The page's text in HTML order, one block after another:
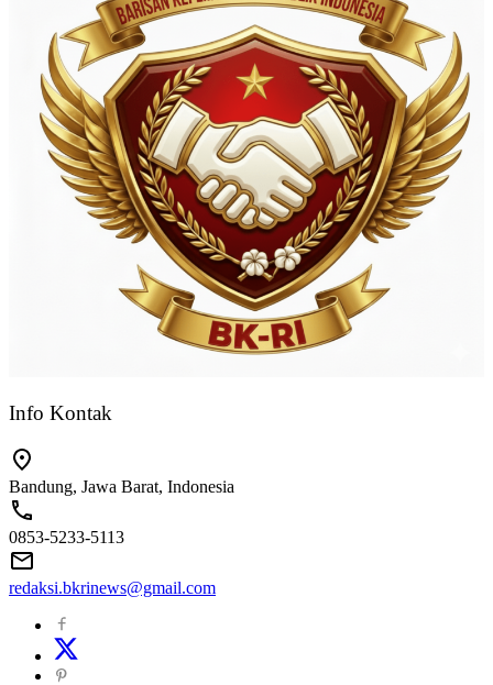
Info Kontak
Bandung, Jawa Barat, Indonesia
0853-5233-5113
redaksi.bkrinews@gmail.com